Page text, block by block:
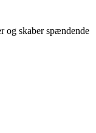
og skaber spændende